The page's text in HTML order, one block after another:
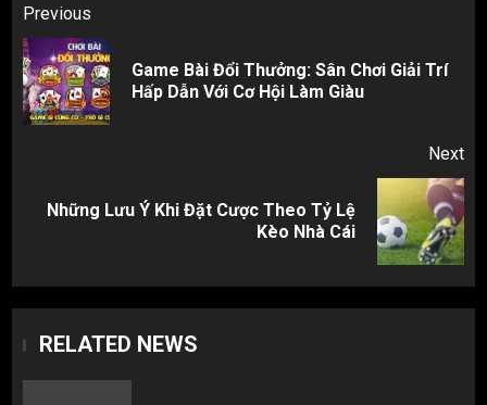
Post
navigation
Previous
Game Bài Đổi Thưởng: Sân Chơi Giải Trí
Hấp Dẫn Với Cơ Hội Làm Giàu
Next
NextNhững Lưu Ý Khi Đặt Cược Theo Tỷ Lệ
Kèo Nhà Cái
RELATED NEWS